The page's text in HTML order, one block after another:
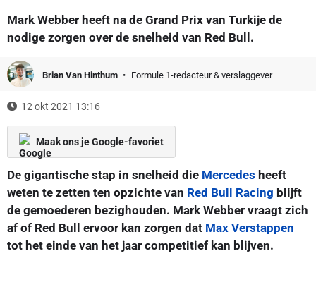
Mark Webber heeft na de Grand Prix van Turkije de
nodige zorgen over de snelheid van Red Bull.
Brian Van Hinthum Formule 1-redacteur & verslaggever
12 okt 2021 13:16
Maak ons je Google-favoriet
De gigantische stap in snelheid die Mercedes heeft
weten te zetten ten opzichte van Red Bull Racing blijft
de gemoederen bezighouden. Mark Webber vraagt zich
af of Red Bull ervoor kan zorgen dat Max Verstappen
tot het einde van het jaar competitief kan blijven.